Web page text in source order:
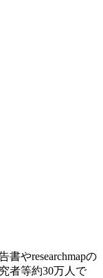
やresearchmapの
者等約30万人で